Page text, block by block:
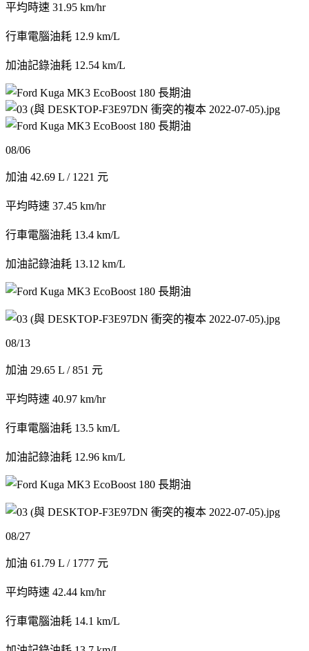
平均時速 31.95 km/hr
行車電腦油耗 12.9 km/L
加油記錄油耗 12.54 km/L
08/06
加油 42.69 L / 1221 元
平均時速 37.45 km/hr
行車電腦油耗 13.4 km/L
加油記錄油耗 13.12 km/L
08/13
加油 29.65 L / 851 元
平均時速 40.97 km/hr
行車電腦油耗 13.5 km/L
加油記錄油耗 12.96 km/L
08/27
加油 61.79 L / 1777 元
平均時速 42.44 km/hr
行車電腦油耗 14.1 km/L